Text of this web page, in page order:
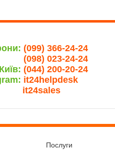
(099) 366-24-24
(098) 023-24-24
Київ: (044) 200-20-24
it24helpdesk
it24sales
Послуги